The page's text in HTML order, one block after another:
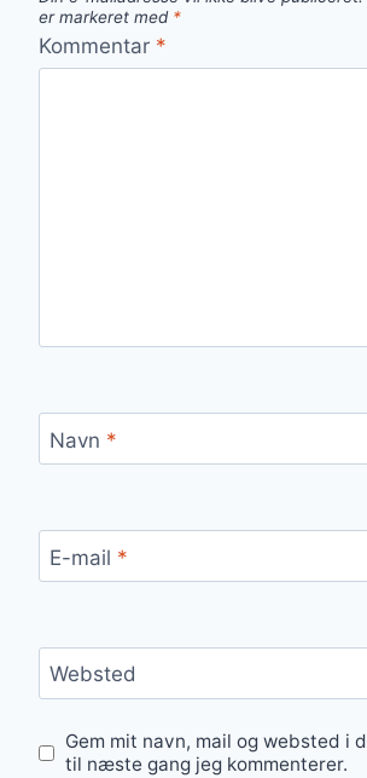
er markeret med *
Kommentar *
Navn *
E-mail *
Websted
Gem mit navn, mail og websted i
til næste gang jeg kommenterer.